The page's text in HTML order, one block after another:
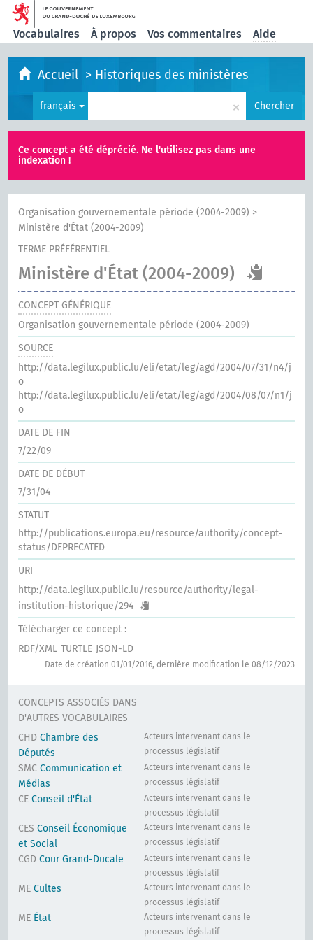
Vocabulaires À propos Vos commentaires Aide
Accueil > Historiques des ministères
français × Chercher
Ce concept a été déprécié. Ne l'utilisez pas dans une
indexation !
Organisation gouvernementale période (2004-2009) >
Ministère d'État (2004-2009)
TERME PRÉFÉRENTIEL
Ministère d'État (2004-2009)
CONCEPT GÉNÉRIQUE
Organisation gouvernementale période (2004-2009)
SOURCE
http://data.legilux.public.lu/eli/etat/leg/agd/2004/07/31/n4/j
o
http://data.legilux.public.lu/eli/etat/leg/agd/2004/08/07/n1/j
o
DATE DE FIN
7/22/09
DATE DE DÉBUT
7/31/04
STATUT
http://publications.europa.eu/resource/authority/concept-
status/DEPRECATED
URI
http://data.legilux.public.lu/resource/authority/legal-
institution-historique/294
Télécharger ce concept :
RDF/XML TURTLE JSON-LD
Date de création 01/01/2016, dernière modification le 08/12/2023
CONCEPTS ASSOCIÉS DANS
D'AUTRES VOCABULAIRES
CHDChambre des
Députés
Acteurs intervenant dans le
processus législatif
SMCCommunication et
Médias
Acteurs intervenant dans le
processus législatif
CEConseil d'État
Acteurs intervenant dans le
processus législatif
CESConseil Économique
et Social
Acteurs intervenant dans le
processus législatif
CGDCour Grand-Ducale
Acteurs intervenant dans le
processus législatif
MECultes
Acteurs intervenant dans le
processus législatif
ME État
Acteurs intervenant dans le
processus législatif